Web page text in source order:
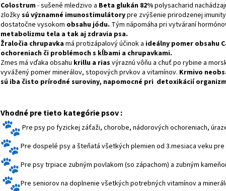
Colostrum- sušené mledzivo a Beta glukán 82%polysacharid
zložkysúvýznamné imunostimulátorypre zvýšenie prirodzenej
dostatočne vysokom obsahu jódu. Tým nápomáha pri vytváraní
metabolizmu tela a tak aj zdravia psa.
Žraločia chrupavkamá protizápalový účinok a ideálny pomer obsahu
ochoreniach či problémoch s kĺbami a chrupavkami.
Zmes má vďaka obsahu krillu a rias výraznú vôňu a chuť po rybine a
vyvážený pomerminerálov, stopových prvkov a vitamínov. Krmivo
sú iba čisto prírodné suroviny, napomocné pri detoxikácií
Vhodné pre tieto kategórie psov :
Pre psy po fyzickej záťaži, chorobe, nádorových ochoreniach,
Pre dospelé psy a šteňatá všetkých plemien od 3.mesiaca veku
Pre psy trpiace zubným povlakom (so zápachom) a zubným
Pre seniorov na doplnenie všetkých potrebných vitamínov a